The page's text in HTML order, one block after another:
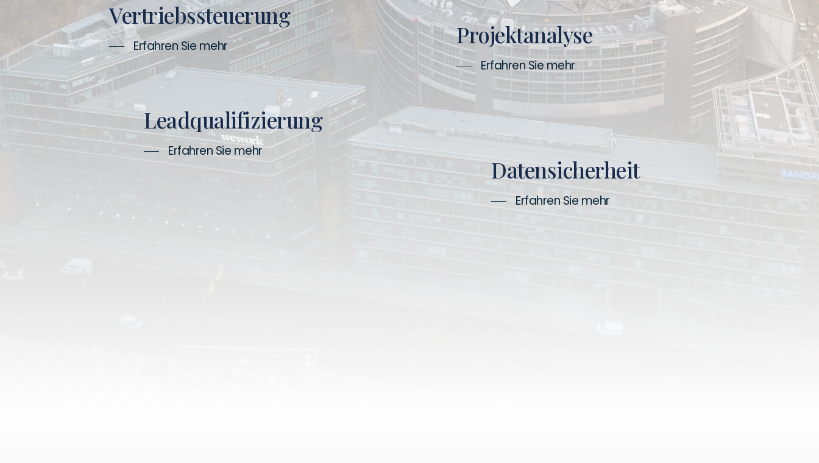
Vertriebssteuerung
Erfahren Sie mehr Projektanalyse
Erfahren Sie mehr
Leadqualifizierung
Erfahren Sie mehr
Datensicherheit
Erfahren Sie mehr